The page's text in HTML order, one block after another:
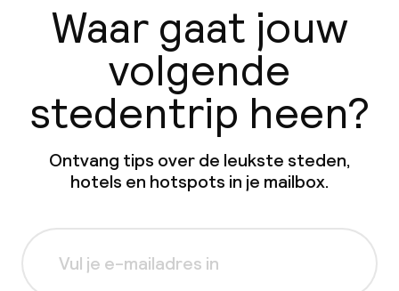
Waar gaat jouw
volgende
stedentrip heen?
Ontvang tips over de leukste steden,
hotels en hotspots in je mailbox.